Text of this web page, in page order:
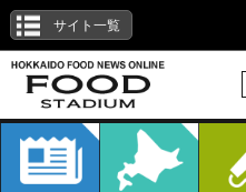
サイト一覧